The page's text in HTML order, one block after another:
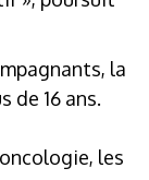
la
de 16 ans.
les